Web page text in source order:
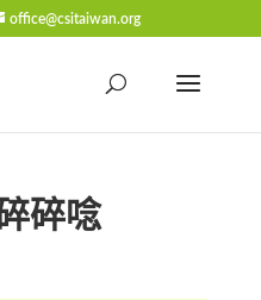
office@csitaiwan.org
碎唸